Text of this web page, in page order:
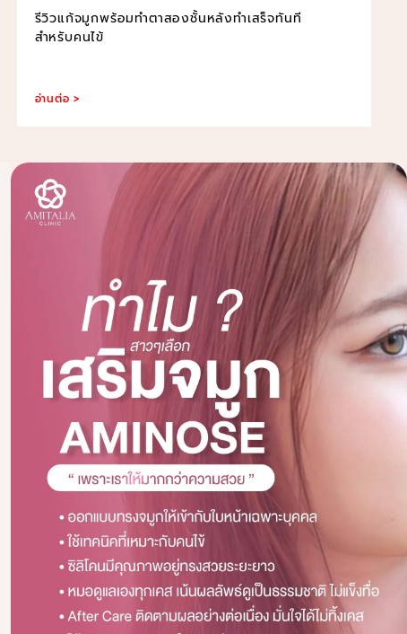
รีวิวแก้จมูกพร้อมทำตาสองชั้นหลังทำเสร็จทันที
สำหรับคนไข้
อ่านต่อ >